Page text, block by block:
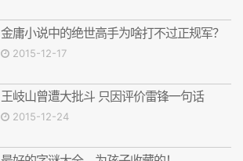
金庸小说中的绝世高手为啥打不过正规军？
2015-12-17
王岐山曾遭大批斗 只因评价雷锋一句话
2015-12-24